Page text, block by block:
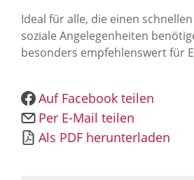
Ideal für alle, die einen
soziale Angelegenheiten
besonders empfehlenswert für
Auf Facebook teilen
Per E-Mail teilen
Als PDF herunterladen